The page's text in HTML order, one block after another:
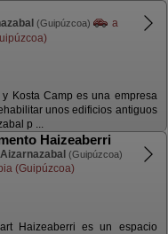
(Guipúzcoa)
a
y Kosta Camp es una empresa
unos edificios antiguos
p ...
Haizeaberri
Aizarnazabal (Guipúzcoa)
(Guipúzcoa)
Haizeaberri es un espacio